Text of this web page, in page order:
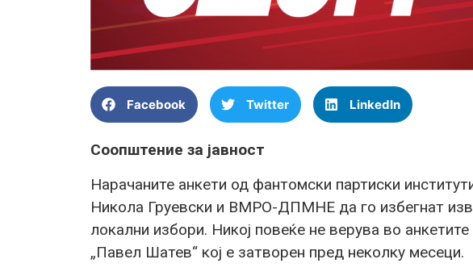
Facebook Twitter LinkedIn
Соопштение за јавност
Нарачаните анкети од фантомски партиски
Никола Груевски и ВМРО-ДПМНЕ да го избегнат
локални избори. Никој повеќе не верува во
„Павел Шатев“ кој е затворен пред неколку месеци.